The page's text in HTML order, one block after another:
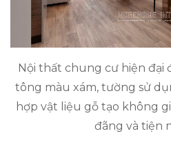
Nội thất chung cư hiện đại
tông màu xám, tường sử
hợp vật liệu gỗ tạo không
đãng và tiện